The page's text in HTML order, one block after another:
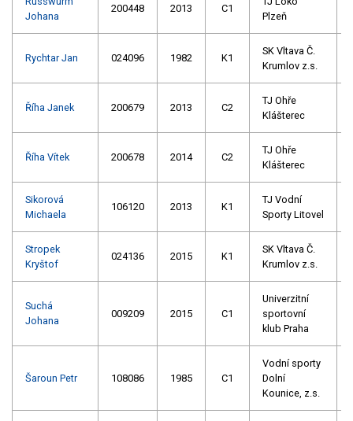
Johana
200448 2013 C1
Plzeň
Rychtar Jan 024096 1982 K1
SK Vltava Č.
Krumlov z.s.
Říha Janek 200679 2013 C2
TJ Ohře
Klášterec
Říha Vítek 200678 2014 C2
TJ Ohře
Klášterec
Sikorová
Michaela
106120 2013 K1
TJ Vodní
Sporty Litovel
Stropek
Kryštof
024136 2015 K1
SK Vltava Č.
Krumlov z.s.
Suchá
Johana
009209 2015 C1
Univerzitní
sportovní
klub Praha
Šaroun Petr 108086 1985 C1
Vodní sporty
Dolní
Kounice, z.s.